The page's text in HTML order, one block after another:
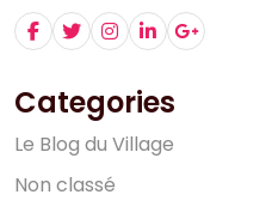
Categories
Le Blog du Village
Non classé